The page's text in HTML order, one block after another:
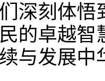
深刻体
的卓越
与发展中